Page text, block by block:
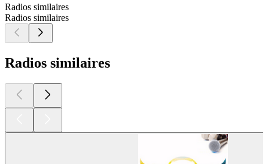
Radios similaires
Radios similaires
Radios similaires